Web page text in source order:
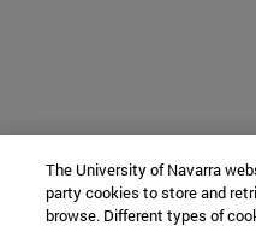
The University of Navarra
party cookies to store and
browse. Different types of